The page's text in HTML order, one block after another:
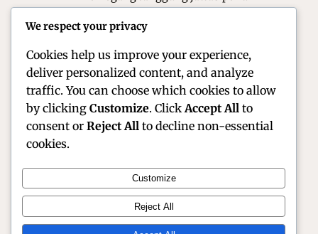
dan kru di area sirkuit. Tanpa otoritas
Official Site of Christian Montanari | Racer &
Motorsport Profile
We respect your privacy
Cookies help us improve your experience,
deliver personalized content, and analyze
traffic. You can choose which cookies to allow
by clicking Customize. Click Accept All to
consent or Reject All to decline non-essential
cookies.
Customize
Reject All